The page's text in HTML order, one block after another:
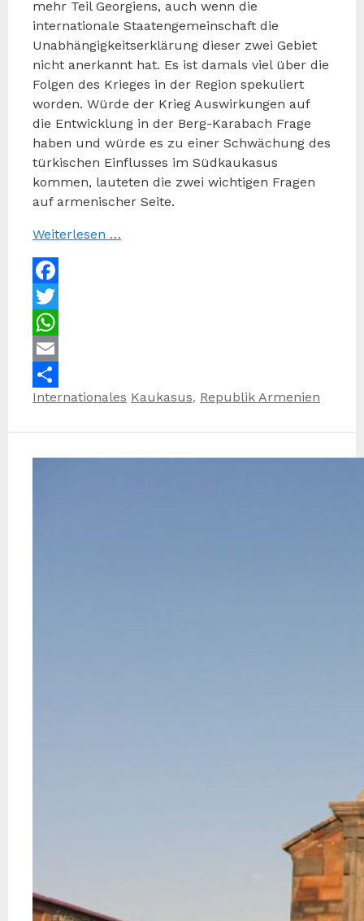
mehr Teil Georgiens, auch wenn die
internationale Staatengemeinschaft die
Unabhängigkeitserklärung dieser zwei Gebiet
nicht anerkannt hat. Es ist damals viel über die
Folgen des Krieges in der Region spekuliert
worden. Würde der Krieg Auswirkungen auf
die Entwicklung in der Berg-Karabach Frage
haben und würde es zu einer Schwächung des
türkischen Einflusses im Südkaukasus
kommen, lauteten die zwei wichtigen Fragen
auf armenischer Seite.
Weiterlesen …
Facebook
Twitter
WhatsApp
Email
Teilen
Kategorien
Internationales Schlagwörter
Kaukasus, Republik Armenien